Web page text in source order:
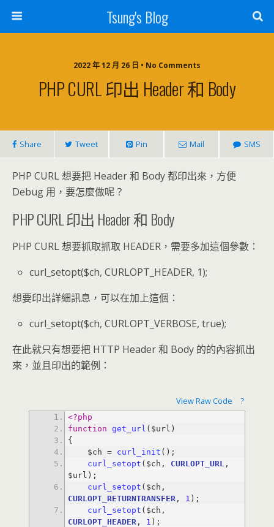
Tsung's Blog
2022 年 12 月 26 日 • No Comments
PHP CURL 印出 Header 和 Body
Share Tweet Pin Mail SMS
PHP CURL 想要把 Header 和 Body 都印出來，方便
Debug 用，要怎麼做呢？
PHP CURL 印出 Header 和 Body
PHP CURL 想要抓取抓取 HEADER，需要多加這個參數：
curl_setopt($ch, CURLOPT_HEADER, 1);
想要印出詳細訊息，可以在加上這個：
curl_setopt($ch, CURLOPT_VERBOSE, true);
在此就只有想要把 HTTP Header 和 Body 的的內容抓出
來，並且印出的範例：
View Raw Code ?
<?php
function
get_url
    $ch
= curl_init
curl_setopt ($ch, CURLOPT_URL ,
curl_setopt
CURLOPT_RETURNTRANSFER , 1
curl_setopt
CURLOPT_HEADER , 1